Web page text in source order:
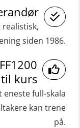
e-learning
–
t (MFA104)
8
realistisk,
siden 1986.
kurs
eneste full-skala
kan trene
på.